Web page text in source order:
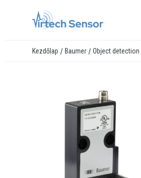
Kezdőlap / Baumer/ Object detection